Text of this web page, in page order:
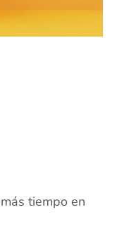
tiempo en